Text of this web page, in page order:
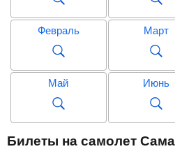
Февраль Март
Май Июнь
Сентябрь
Билеты на самолет